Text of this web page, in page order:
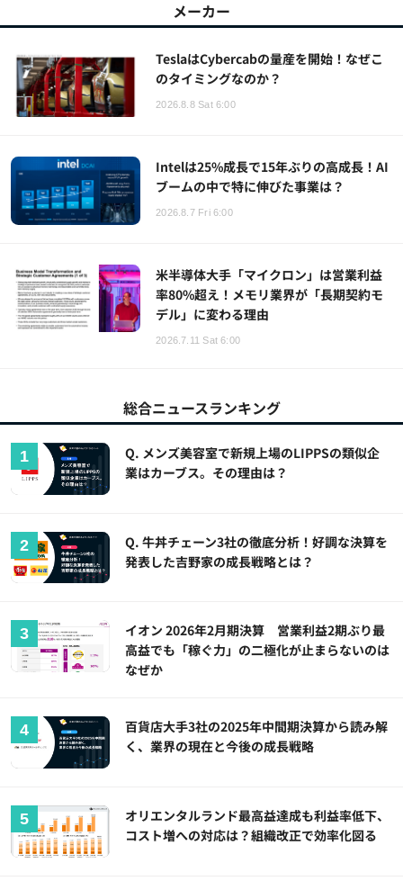
メーカー
TeslaはCybercabの量産を開始！なぜこ
のタイミングなのか？
2026.8.8 Sat 6:00
Intelは25%成長で15年ぶりの高成長！AI
ブームの中で特に伸びた事業は？
2026.8.7 Fri 6:00
米半導体大手「マイクロン」は営業利益
率80%超え！メモリ業界が「長期契約モ
デル」に変わる理由
2026.7.11 Sat 6:00
総合ニュースランキング
Q. メンズ美容室で新規上場のLIPPSの類似企
業はカーブス。その理由は？
Q. 牛丼チェーン3社の徹底分析！好調な決算を
発表した吉野家の成長戦略とは？
イオン 2026年2月期決算 営業利益2期ぶり最
高益でも「稼ぐ力」の二極化が止まらないのは
なぜか
百貨店大手3社の2025年中間期決算から読み解
く、業界の現在と今後の成長戦略
オリエンタルランド最高益達成も利益率低下、
コスト増への対応は？組織改正で効率化図る